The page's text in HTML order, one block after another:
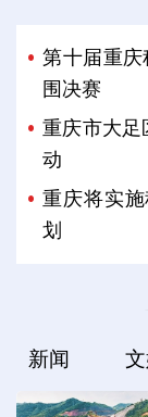
第十届重庆
围决赛
重庆市大足
动
重庆将实
划
新闻